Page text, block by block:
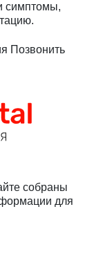
симптомы,
Позвонить
собраны
для